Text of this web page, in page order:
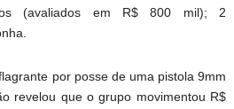
(avaliados em R$ 800 mil); 2
por posse de uma pistola 9mm
revelou que o grupo movimentou R$